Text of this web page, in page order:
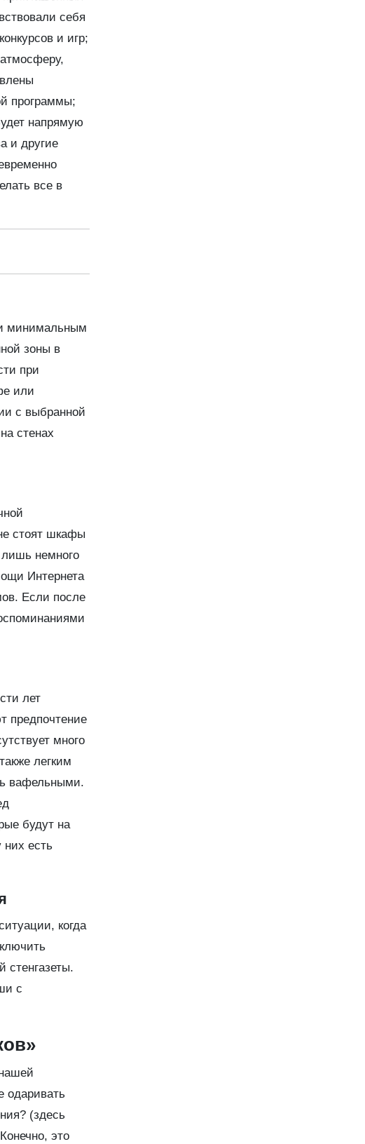
себя
и игр;
программы;
напрямую
и другие
все в
минимальным
зоны в
при
или
с выбранной
стенах
стоят шкафы
немного
Интернета
Если после
лет
предпочтение
много
легким
вафельными.
будут на
них есть
когда
стенгазеты.
с
одаривать
(здесь
это